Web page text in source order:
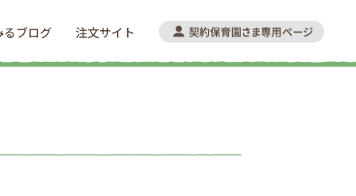
るブログ 注文サイト